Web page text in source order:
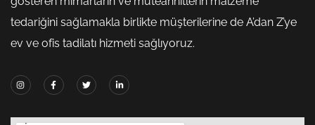
tedariğini sağlamakla birlikte müşterilerine de A’dan Z’ye
ev ve ofis tadilatı hizmeti sağlıyoruz.